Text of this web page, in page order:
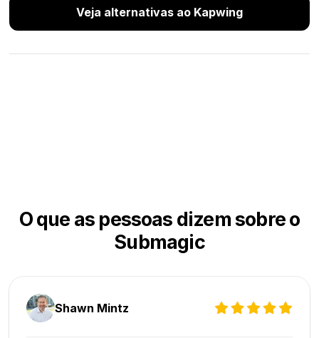
Veja alternativas ao Kapwing
O que as pessoas dizem sobre o
Submagic
Shawn Mintz